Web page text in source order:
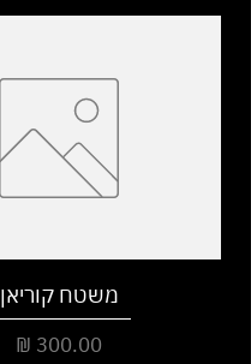
משטח קוריאן
מחיר